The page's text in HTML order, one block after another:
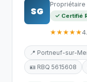
SG ✓ Certifié
★★★★★
📍 Portneuf-sur-
🪪 RBQ 5615608